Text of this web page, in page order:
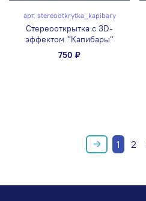
арт. stereootkrytka_kapibary
Стереооткрытка с 3D-
эффектом "Капибары"
750 ₽
1 2